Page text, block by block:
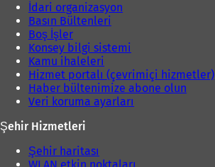
İdari organizasyon
Basın Bültenleri
Boş İşler
Konsey bilgi sistemi
Kamu ihaleleri
Hizmet portalı (çevrimiçi hizmetler)
Haber bültenimize abone olun
Veri koruma ayarları
Şehir Hizmetleri
Şehir haritası